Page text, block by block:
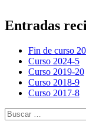
Entradas
Fin de curso
Curso 2024-5
Curso 2019-20
Curso 2018-9
Curso 2017-8
Buscar: